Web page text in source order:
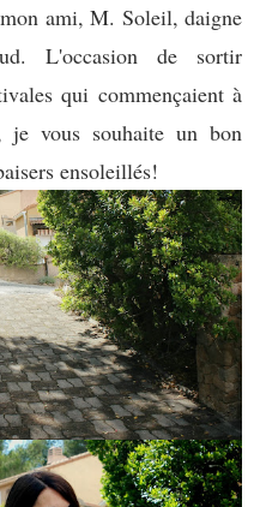
ami, M. Soleil, daigne
L'occasion de sortir
qui commençaient à
je vous souhaite un bon
ensoleillés!